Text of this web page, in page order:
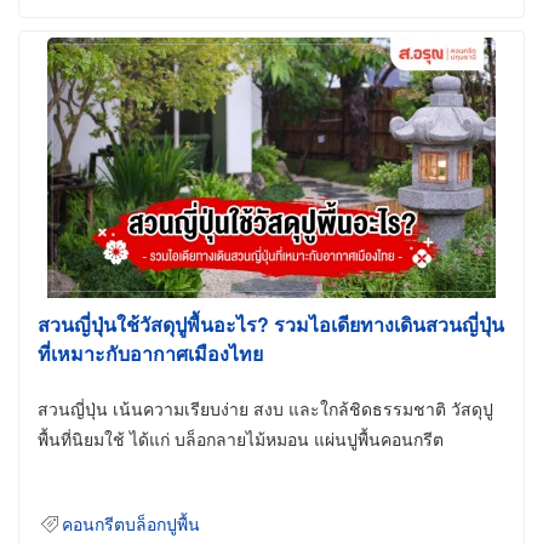
สวนญี่ปุ่นใช้วัสดุปูพื้นอะไร? รวมไอเดียทางเดินสวนญี่ปุ่น
ที่เหมาะกับอากาศเมืองไทย
สวนญี่ปุ่น เน้นความเรียบง่าย สงบ และใกล้ชิดธรรมชาติ วัสดุปู
พื้นที่นิยมใช้ ได้แก่ บล็อกลายไม้หมอน แผ่นปูพื้นคอนกรีต
คอนกรีตบล็อกปูพื้น